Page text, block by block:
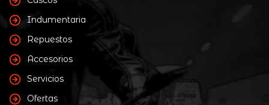
Indumentaria
Repuestos
Accesorios
Servicios
Ofertas